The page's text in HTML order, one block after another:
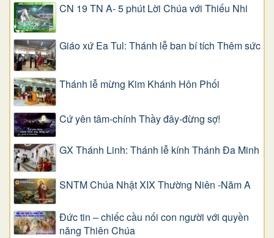
CN 19 TN A- 5 phút Lời Chúa với Thiếu Nhi
Giáo xứ Ea Tul: Thánh lễ ban bí tích Thêm sức
Thánh lễ mừng Kim Khánh Hôn Phối
Cứ yên tâm-chính Thầy đây-đừng sợ!
GX Thánh Linh: Thánh lễ kính Thánh Đa Minh
SNTM Chúa Nhật XIX Thường Niên -Năm A
Đức tin – chiếc cầu nối con người với quyền
năng Thiên Chúa